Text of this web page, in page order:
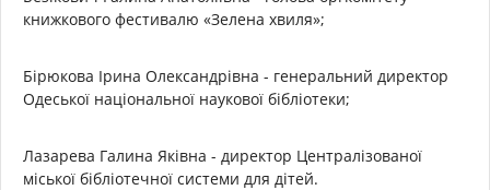
книжкового фестивалю «Зелена хвиля»;
Бірюкова Ірина Олександрівна - генеральний директор
Одеської національної наукової бібліотеки;
Лазарева Галина Яківна - директор Централізованої
міської бібліотечної системи для дітей.